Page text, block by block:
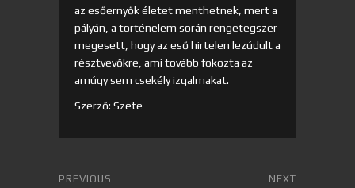
az esőernyők életet menthetnek, mert a
pályán, a történelem során rengetegszer
megesett, hogy az eső hirtelen lezúdult a
résztvevőkre, ami tovább fokozta az
amúgy sem csekély izgalmakat.
Szerző: Szete
PREVIOUS NEXT